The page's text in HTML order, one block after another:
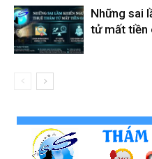
Giss
Những sai
tử mất tiền